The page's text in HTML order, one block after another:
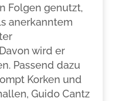
Folgen genutzt,
anerkanntem
wird er
Passend dazu
Korken und
Guido Cantz